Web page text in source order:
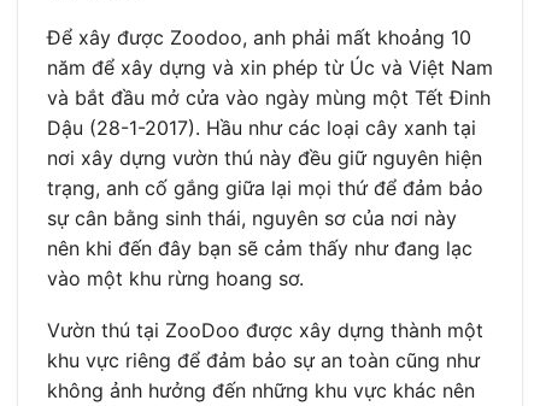
Để xây được Zoodoo, anh phải mất khoảng 10
năm để xây dựng và xin phép từ Úc và Việt Nam
và bắt đầu mở cửa vào ngày mùng một Tết Đinh
Dậu (28-1-2017). Hầu như các loại cây xanh tại
nơi xây dựng vườn thú này đều giữ nguyên hiện
trạng, anh cố gắng giữa lại mọi thứ để đảm bảo
sự cân bằng sinh thái, nguyên sơ của nơi này
nên khi đến đây bạn sẽ cảm thấy như đang lạc
vào một khu rừng hoang sơ.
Vườn thú tại ZooDoo được xây dựng thành một
khu vực riêng để đảm bảo sự an toàn cũng như
không ảnh hưởng đến những khu vực khác nên